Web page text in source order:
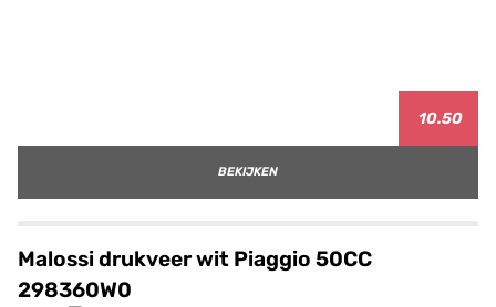
10.50
BEKIJKEN
Malossi drukveer wit Piaggio 50CC
298360W0